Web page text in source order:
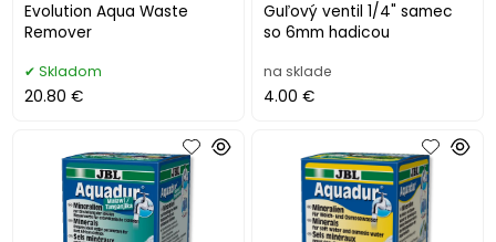
Evolution Aqua Waste
Remover
Skladom
20.80 €
Guľový ventil 1/4" samec
so 6mm hadicou
na sklade
4.00 €